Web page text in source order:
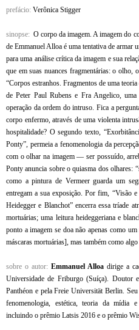
prefácio: Verônica Stigger
sinopse: O corpo da imagem. A imagem do
de Emmanuel Alloa é uma tentativa de
para uma análise crítica da imagem e sua
que em suas nuances fragmentárias: o
“Corpos estra­nhos. Fragmentos de uma
de Peter Paul Rubens e Fra Angelico,
operação da ordem do intruso. Fica a
corpo enfermo, através de uma violenta
hospitalidade? O segundo texto,
Ponty”, permeia a feno­menologia da
com o olhar na imagem — ser possuído,
Ponty anuncia sobre o quiasma dos olhares:
como a pintura de Vermeer guarda um
entregam a sua exposição. Por fim, “Visão
Heidegger e Blanchot” encerra essa tríade
mortuárias; uma leitura heideggeriana e
ponto a imagem se doa não ape­nas como
más­caras mortuárias], mas também como
sobre o autor: Emmanuel Alloa dirige a
Universidade de Friburgo (Suíça). Doutor
Panthéon e pela Freie Universität Berlin.
fenomenologia, estética, teoria da mídia
incluindo o prêmio Latsis 2016 e o prêmio